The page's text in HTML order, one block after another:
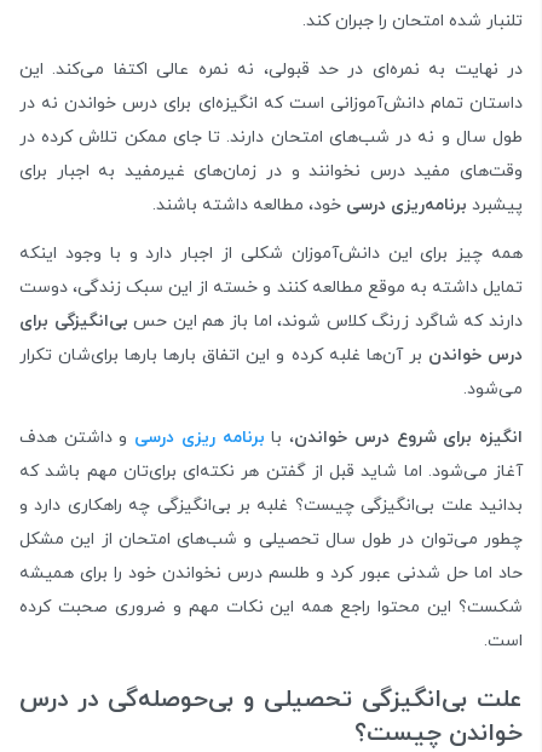
تلنبار شده امتحان را جبران کند.
در نهایت به نمره‌ای در حد قبولی، نه نمره عالی اکتفا می‌کند. این
داستان تمام دانش‌آموزانی است که انگیزه‌ای برای درس خواندن نه در
طول سال و نه در شب‌های امتحان دارند. تا جای ممکن تلاش کرده در
وقت‌های مفید درس نخوانند و در زمان‌های غیرمفید به اجبار برای
پیشبرد برنامه‌ریزی درسی خود، مطالعه داشته باشند.
همه چیز برای این دانش‌آموزان شکلی از اجبار دارد و با وجود اینکه
تمایل داشته به موقع مطالعه کنند و خسته از این سبک زندگی، دوست
دارند که شاگرد زرنگ کلاس شوند، اما باز هم این حس بی‌انگیزگی برای
درس خواندن بر آن‌ها غلبه کرده و این اتفاق بارها بارها برای‌شان تکرار
می‌شود.
انگیزه برای شروع درس خواندن، با برنامه ریزی درسی و داشتن هدف
آغاز می‌شود. اما شاید قبل از گفتن هر نکته‌ای برای‌تان مهم باشد که
بدانید علت بی‌انگیزگی چیست؟ غلبه بر بی‌انگیزگی چه راهکاری دارد و
چطور می‌توان در طول سال تحصیلی و شب‌های امتحان از این مشکل
حاد اما حل شدنی عبور کرد و طلسم درس نخواندن خود را برای همیشه
شکست؟ این محتوا راجع همه این نکات مهم و ضروری صحبت کرده
است.
علت بی‌انگیزگی تحصیلی و بی‌حوصله‌گی در درس
خواندن چیست؟